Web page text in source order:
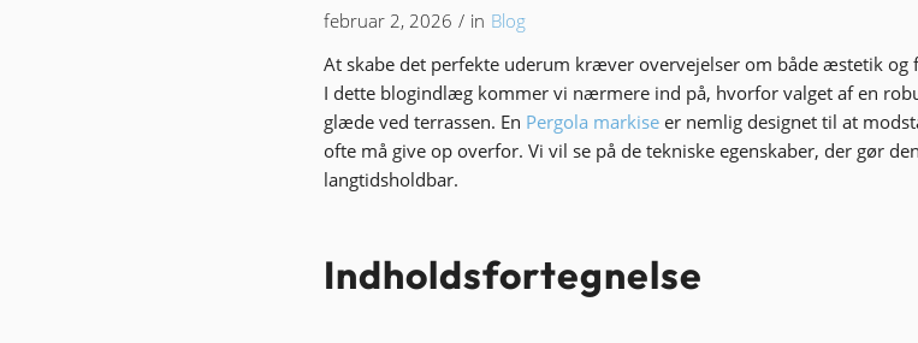
februar 2, 2026 / in Blog
At skabe det perfekte uderum kræver overvejelser om både æstetik og
I dette blogindlæg kommer vi nærmere ind på, hvorfor valget af en
glæde ved terrassen. En Pergola markiseer nemlig designet til at
ofte må give op overfor. Vi vil se på de tekniske egenskaber, der gør
langtidsholdbar.
Indholdsfortegnelse